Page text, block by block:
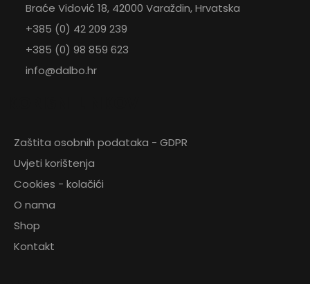
ZATRAŽITE
PONUDU
Poklopac za ultra higijensku kantu
Braće Vidović 18, 42000 Varaždin, Hrvatska
+385 (0) 42 209 239
+385 (0) 98 859 623
info@dalbo.hr
Zaštita osobnih podataka - GDPR
Uvjeti korištenja
Cookies - kolačići
O nama
Shop
Kontakt